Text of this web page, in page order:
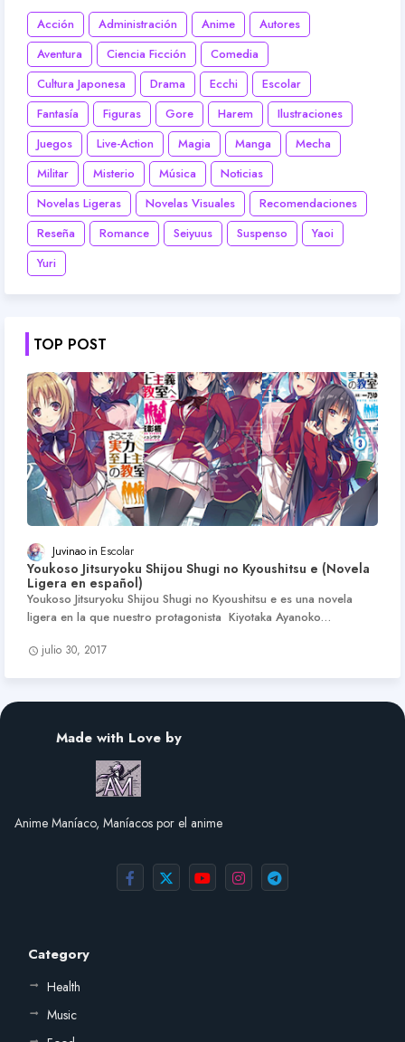
Acción Administración Anime
Autores
Aventura
Ciencia Ficción
Comedia
Cultura Japonesa
Drama Ecchi
Escolar
Fantasía
Figuras Gore Harem
Ilustraciones
Juegos
Live-Action Magia Manga
Mecha
Militar
Misterio Música
Noticias
Novelas Ligeras
Novelas Visuales
Recomendaciones
Reseña
Romance Seiyuus Suspenso
Yaoi
Yuri
TOP POST
Juvinao Escolar
Youkoso Jitsuryoku Shijou Shugi no Kyoushitsu e (Novela
Ligera en español)
Youkoso Jitsuryoku Shijou Shugi no Kyoushitsu e es una novela
ligera en la que nuestro protagonista Kiyotaka Ayanoko…
julio 30, 2017
Made with Love by
Anime Maníaco, Maníacos por el anime
Category
Health
Music